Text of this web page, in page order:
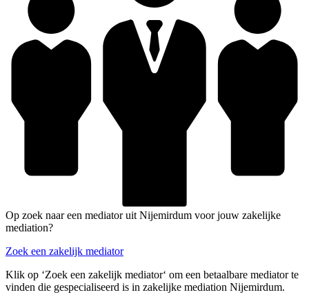
Op zoek naar een mediator uit Nijemirdum voor jouw zakelijke
mediation?
Zoek een zakelijk mediator
Klik op ‘Zoek een zakelijk mediator‘ om een betaalbare mediator te
vinden die gespecialiseerd is in zakelijke mediation Nijemirdum.